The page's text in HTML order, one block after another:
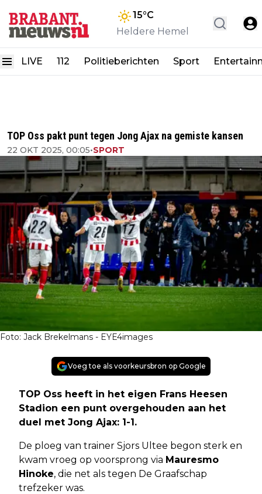
15°C
Heldere Hemel
LIVE 112 Politieberichten Sport
TOP Oss pakt punt tegen Jong Ajax na gemiste kansen
22 OKT 2025, 00:05•SPORT
Foto: Jack Brekelmans - EYE4images
Voeg toe als voorkeursbron op Google
TOP Oss heeft in het eigen Frans Heesen
Stadion een punt overgehouden aan het
duel met Jong Ajax: 1-1.
De ploeg van trainer Sjors Ultee begon sterk en
kwam vroeg op voorsprong via Mauresmo
Hinoke, die net als tegen De Graafschap
trefzeker was.